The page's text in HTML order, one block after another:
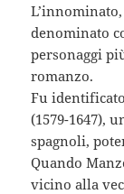
denominato
personaggi
romanzo.
Fu
(1579-1647),
spagnoli,
Quando
vicino alla